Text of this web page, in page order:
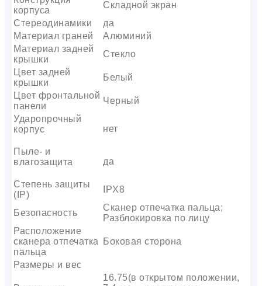
корпуса
Складной экран
Стереодинамики
да
Материал граней
Алюминий
Материал задней
крышки
Стекло
Цвет задней
крышки
Белый
Цвет фронтальной
панели
Черный
Ударопрочный
корпус
нет
Пыле- и
влагозащита
да
Степень защиты
(IP)
IPX8
Безопасность
Сканер отпечатка пальца;
Разблокировка по лицу
Расположение
сканера отпечатка
пальца
Боковая сторона
Размеры и вес
16.75(в открытом положении,